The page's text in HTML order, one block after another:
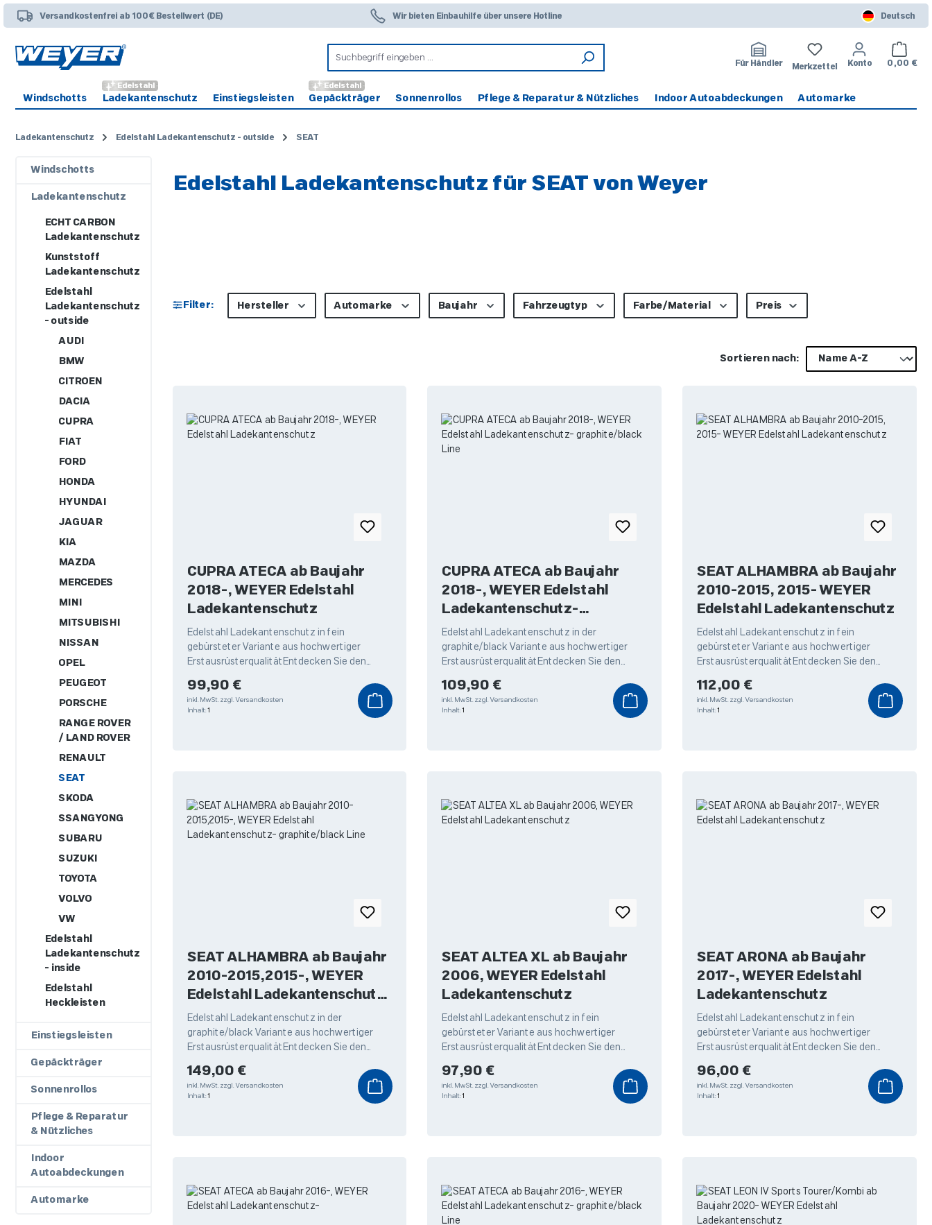
Hauptinhalt springen
Zur Suche springen
Zur Hauptnavigation springen
Versandkostenfrei ab 100€ Bestellwert (DE) Wir bieten Einbauhilfe über unsere Hotline Deutsch
Für Händler Merkzettel Konto 0,00 €
Windschotts Ladekantenschutz
Edelstahl
Einstiegsleisten Gepäckträger
Edelstahl
Sonnenrollos Pflege & Reparatur & Nützliches Indoor Autoabdeckungen Automarke
Ladekantenschutz Edelstahl Ladekantenschutz - outside SEAT
Windschotts
Ladekantenschutz
ECHT CARBON
Ladekantenschutz
Kunststoff
Ladekantenschutz
Edelstahl
Ladekantenschutz
- outside
AUDI
BMW
CITROEN
DACIA
CUPRA
FIAT
FORD
HONDA
HYUNDAI
JAGUAR
KIA
MAZDA
MERCEDES
MINI
MITSUBISHI
NISSAN
OPEL
PEUGEOT
PORSCHE
RANGE ROVER
/ LAND ROVER
RENAULT
SEAT
SKODA
SSANGYONG
SUBARU
SUZUKI
TOYOTA
VOLVO
VW
Edelstahl
Ladekantenschutz
- inside
Edelstahl
Heckleisten
Einstiegsleisten
Gepäckträger
Sonnenrollos
Pflege & Reparatur
& Nützliches
Indoor
Autoabdeckungen
Automarke
Edelstahl Ladekantenschutz für SEAT von Weyer
Filter: Hersteller Automarke Baujahr Fahrzeugtyp Farbe/Material Preis
Sortieren nach:
CUPRA ATECA ab Baujahr
2018-, WEYER Edelstahl
Ladekantenschutz
Edelstahl Ladekantenschutz in fein
gebürsteter Variante aus hochwertiger
ErstausrüsterqualitätEntdecken Sie den
von Weyer,
Regulärer Preis:
99,90 €
inkl. MwSt. zzgl. Versandkosten
Inhalt: 1
CUPRA ATECA ab Baujahr
2018-, WEYER Edelstahl
Ladekantenschutz-
graphite/black Line
Edelstahl Ladekantenschutz in der
graphite/black Variante aus hochwertiger
ErstausrüsterqualitätEntdecken Sie den
von Weyer,
Regulärer Preis:
109,90 €
inkl. MwSt. zzgl. Versandkosten
Inhalt:1
SEAT ALHAMBRA ab Baujahr
2010-2015, 2015- WEYER
Edelstahl Ladekantenschutz
Edelstahl Ladekantenschutz in fein
gebürsteter Variante aus hochwertiger
ErstausrüsterqualitätEntdecken Sie den
von Weyer,
Regulärer Preis:
112,00 €
inkl. MwSt. zzgl. Versandkosten
Inhalt:1
SEAT ALHAMBRA ab Baujahr
2010-2015,2015-, WEYER
Edelstahl Ladekantenschutz-
graphite/black Line
Edelstahl Ladekantenschutz in der
graphite/black Variante aus hochwertiger
ErstausrüsterqualitätEntdecken Sie den
von Weyer,
Regulärer Preis:
149,00 €
inkl. MwSt. zzgl. Versandkosten
Inhalt: 1
SEAT ALTEA XL ab Baujahr
2006, WEYER Edelstahl
Ladekantenschutz
Edelstahl Ladekantenschutz in fein
gebürsteter Variante aus hochwertiger
ErstausrüsterqualitätEntdecken Sie den
von Weyer,
Regulärer Preis:
97,90 €
inkl. MwSt. zzgl. Versandkosten
Inhalt:1
SEAT ARONA ab Baujahr
2017-, WEYER Edelstahl
Ladekantenschutz
Edelstahl Ladekantenschutz in fein
gebürsteter Variante aus hochwertiger
ErstausrüsterqualitätEntdecken Sie den
von Weyer,
Regulärer Preis:
96,00 €
inkl. MwSt. zzgl. Versandkosten
Inhalt:1